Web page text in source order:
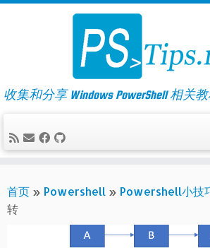
Skip
收集和分享 Windows PowerShell 相关
首页 » Powershell » Powershell小技
转